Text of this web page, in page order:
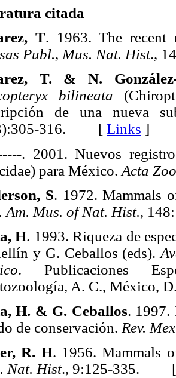
citada
T. 1963. The recent
Publ., Mus. Nat. Hist.,
T. & N.
bilineata
de una nueva
316. [ Links ]
. 2001. Nuevos
para México. Acta
S. 1972. Mammals
Am. Mus. of Nat. Hist.,
H. 1993. Riqueza de
y G. Ceballos (eds).
. Publicaciones
A. C.,
H. & G. Ceballos. 1997.
de conservación. Rev.
R. H. 1956. Mammals
Nat. Hist., 9:125-335.